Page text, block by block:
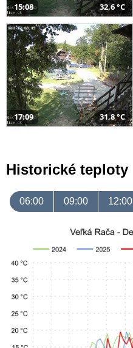
15:08 32,6 °C
17:09 31,8 °C
Historické teploty
06:00 09:00 12:00